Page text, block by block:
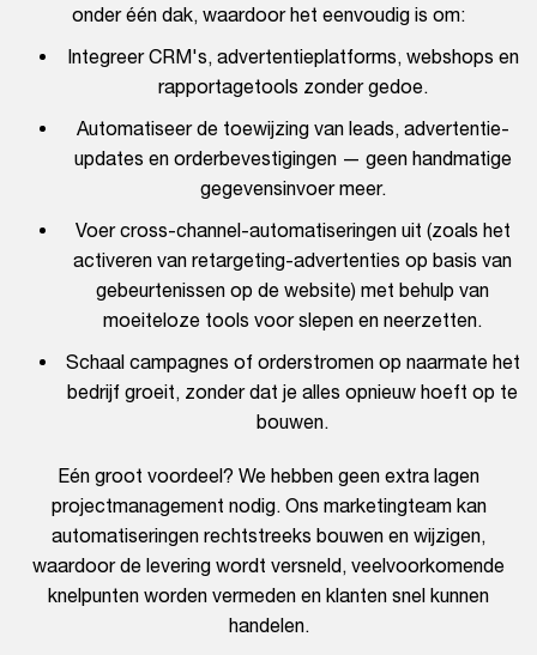
onder één dak, waardoor het eenvoudig is om:
Integreer CRM's, advertentieplatforms, webshops en
rapportagetools zonder gedoe.
Automatiseer de toewijzing van leads, advertentie-
updates en orderbevestigingen — geen handmatige
gegevensinvoer meer.
Voer cross-channel-automatiseringen uit (zoals het
activeren van retargeting-advertenties op basis van
gebeurtenissen op de website) met behulp van
moeiteloze tools voor slepen en neerzetten.
Schaal campagnes of orderstromen op naarmate het
bedrijf groeit, zonder dat je alles opnieuw hoeft op te
bouwen.
Eén groot voordeel? We hebben geen extra lagen
projectmanagement nodig. Ons marketingteam kan
automatiseringen rechtstreeks bouwen en wijzigen,
waardoor de levering wordt versneld, veelvoorkomende
knelpunten worden vermeden en klanten snel kunnen
handelen.